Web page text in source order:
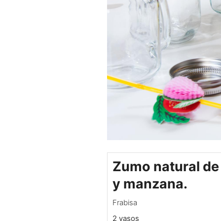
Zumo natural
y manzana.
Frabisa
2 vasos